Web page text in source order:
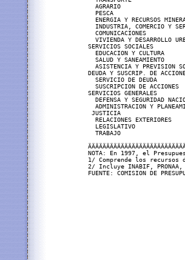
AGRARIO
PESCA
ENERGIA Y RECURSOS
INDUSTRIA, COMERCIO Y
COMUNICACIONES
VIVIENDA Y DESARROLLO
SERVICIOS
EDUCACION Y CULTURA
SALUD Y SANEAMIENTO
ASISTENCIA Y
DEUDA Y SUSCRIP.
SERVICIO DE DEUDA
SUSCRIPCION DE
SERVICIOS
DEFENSA Y SEGURIDAD
ADMINISTRACION Y
JUSTICIA
RELACIONES EXTERIORES
LEGISLATIVO
TRABAJO
NOTA: En 1997, el
1/ Comprende los recursos
2/ Incluye INABIF, PRONAA,